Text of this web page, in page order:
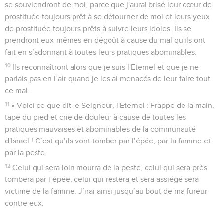
se souviendront de moi, parce que j'aurai brisé leur cœur de
prostituée toujours prêt à se détourner de moi et leurs yeux
de prostituée toujours prêts à suivre leurs idoles. Ils se
prendront eux-mêmes en dégoût à cause du mal qu'ils ont
fait en s’adonnant à toutes leurs pratiques abominables.
10 Ils reconnaîtront alors que je suis l'Eternel et que je ne
parlais pas en l’air quand je les ai menacés de leur faire tout
ce mal.
11 » Voici ce que dit le Seigneur, l'Eternel : Frappe de la main,
tape du pied et crie de douleur à cause de toutes les
pratiques mauvaises et abominables de la communauté
d'Israël ! C’est qu’ils vont tomber par l’épée, par la famine et
par la peste.
12 Celui qui sera loin mourra de la peste, celui qui sera près
tombera par l’épée, celui qui restera et sera assiégé sera
victime de la famine. J’irai ainsi jusqu’au bout de ma fureur
contre eux.